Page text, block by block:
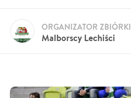
Malborscy Lechiści
ORGANIZATOR ZBIÓRKI